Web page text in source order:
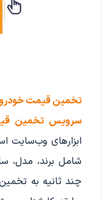
تخمین قیمت
سرویس تخمین
ابزارهای وب‌سایت
شامل برند، مدل،
چند ثانیه به